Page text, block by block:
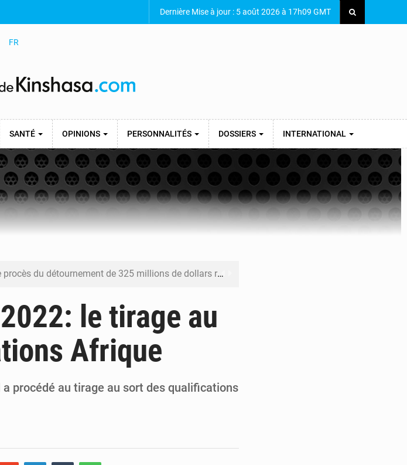
Dernière Mise à jour : 5 août 2026 à 17h09 GMT
FR
SANTÉ OPINIONS PERSONNALITÉS DOSSIERS INTERNATIONAL
du détournement de 325 millions de dollars reporté à la mi-août
et pillages : La RDC obtient un calendrier judiciaire contre le Rwanda à la CIJ
: Un bateau sous haute surveillance accoste à Maluku avec 200 passagers à bord
le tirage au
Afrique
procédé au tirage au sort des qualifications